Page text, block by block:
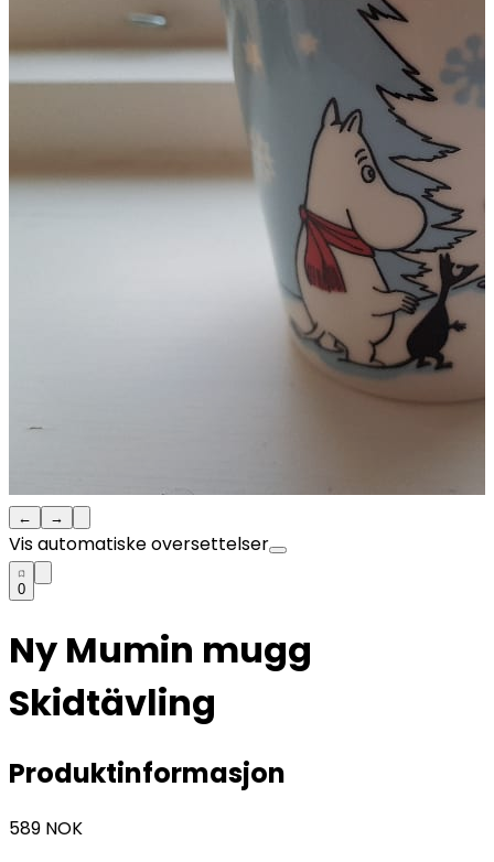
← →
Vis automatiske oversettelser
0
Ny Mumin mugg
Skidtävling
Produktinformasjon
589 NOK